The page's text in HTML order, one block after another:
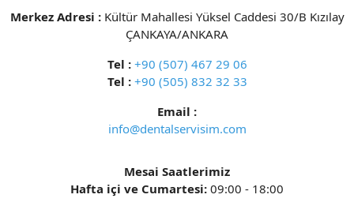
Merkez Adresi : Kültür Mahallesi Yüksel Caddesi 30/B Kızılay
ÇANKAYA/ANKARA
Tel : +90 (507) 467 29 06
Tel : +90 (505) 832 32 33
Email :
info@dentalservisim.com
Mesai Saatlerimiz
Hafta içi ve Cumartesi: 09:00 - 18:00